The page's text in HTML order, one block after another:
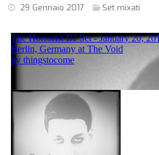
29 Gennaio 2017 Set mixati